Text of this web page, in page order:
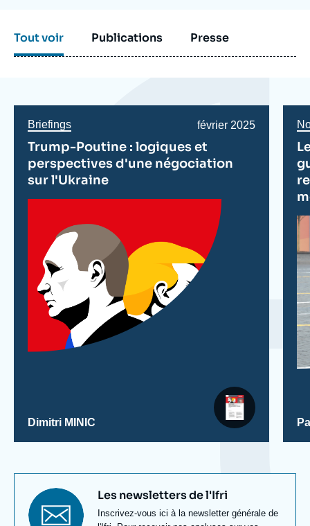
Tout voir Publications Presse
Briefings
Date
publication
février 2025
Trump-Poutine : logiques et
perspectives d'une négociation
sur l'Ukraine
Dimitri MINIC
Titre
newsletter
Les newsletters de l'Ifri
Texte
Inscrivez-vous ici à la newsletter générale de